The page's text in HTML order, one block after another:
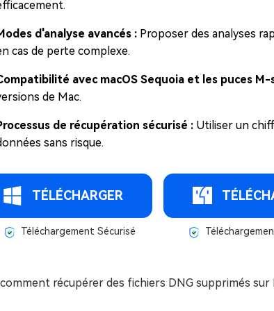
d'analyse avancés : Proposer des analyses
cas de perte complexe.
avec macOS Sequoia et les puces M-
de Mac.
de récupération sécurisé : Utiliser un
sans risque.
TÉLÉCHARGER
Téléchargement Sécurisé
récupérer des fichiers DNG supprimés sur